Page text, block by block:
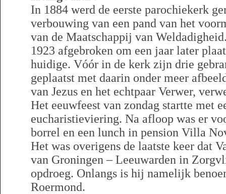
In 1884 werd de eerste parochiekerk
verbouwing van een pand van het
van de Maatschappij van
1923 afgebroken om een jaar later
huidige. Vóór in de kerk zijn drie
geplaatst met daarin onder meer
van Jezus en het echtpaar Verwer,
Het eeuwfeest van zondag startte met
eucharistieviering. Na afloop was er
borrel en een lunch in pension Villa
Het was overigens de laatste keer dat
van Groningen – Leeuwarden in
opdroeg. Onlangs is hij namelijk
Roermond.